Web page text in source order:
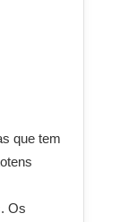
que tem
Os